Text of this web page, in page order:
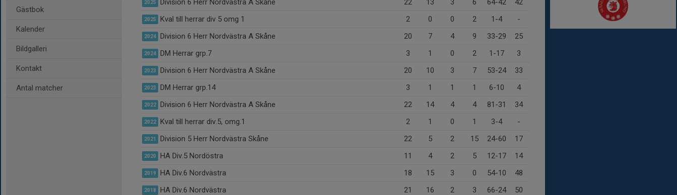
Gästbok
Kalender
Bildgalleri
Kontakt
Antal matcher
2025 Division 6 Herr Nordvästra A Skåne 22 13 3 6 64-42 42
2025 Kval till herrar div 5 omg 1 2 0 0 2 1-4 -
2024 Division 6 Herr Nordvästra A Skåne 20 7 4 9 33-29 25
2024 DM Herrar grp.7 3 1 0 2 1-17 3
2023 Division 6 Herr Nordvästra A Skåne 20 10 3 7 53-24 33
2023 DM Herrar grp.14 3 1 1 1 6-10 4
2022 Division 6 Herr Nordvästra A Skåne 22 14 4 4 81-31 34
2022 Kval till herrar div.5, omg.1 2 1 0 1 3-4 -
2021 Division 5 Herr Nordvästra Skåne 22 5 2 15 24-60 17
2020 HA Div.5 Nordöstra 11 4 2 5 12-17 14
2019 HA Div.6 Nordvästra 18 15 3 0 54-10 48
2018 HA Div.6 Nordvästra 21 16 2 3 66-24 50